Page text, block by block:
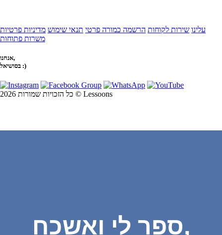
עלינו שירות לקוחות הרשמה כמורה פרטי תנאי שימוש מדיניות פרטיות
משרות פתוחות
אנחנו,
בסושיאל :)
כל הזכויות שמורות 2026 © Lessoons
ספר לי ואשכח,